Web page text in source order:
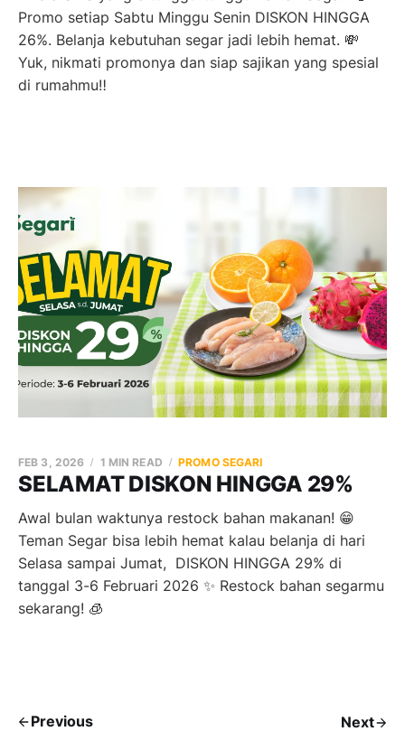
Promo setiap Sabtu Minggu Senin DISKON HINGGA
26%. Belanja kebutuhan segar jadi lebih hemat. 💸
Yuk, nikmati promonya dan siap sajikan yang spesial
di rumahmu‼️
SELAMAT DISKON HINGGA 29%
FEB 3, 2026 1 MIN READ PROMO SEGARI
Awal bulan waktunya restock bahan makanan! 😁
Teman Segar bisa lebih hemat kalau belanja di hari
Selasa sampai Jumat, DISKON HINGGA 29% di
tanggal 3-6 Februari 2026 ✨ Restock bahan segarmu
sekarang! 🧊
Previous Next